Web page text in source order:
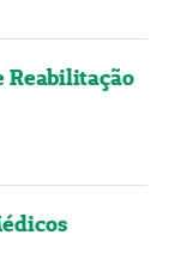
Reabilitação